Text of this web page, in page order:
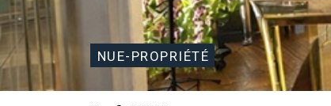
NUE-PROPRIÉTÉ